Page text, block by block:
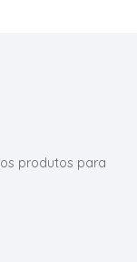
produtos para